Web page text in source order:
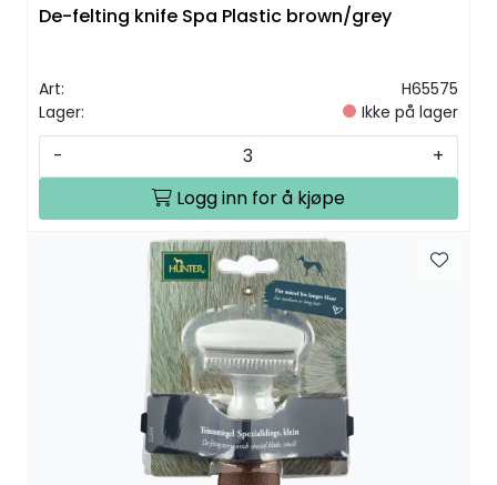
De-felting knife Spa Plastic brown/grey
Art:
H65575
Lager:
Ikke på lager
-
+
Logg inn for å kjøpe